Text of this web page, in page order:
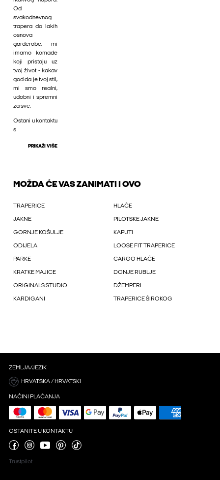
Od
svakodnevnog
trapera do lakih
osnova
garderobe, mi
imamo komade
koji pristaju uz
tvoj život - kakav
god da je tvoj stil,
mi smo realni,
udobni i spremni
za sve.
Ostani u kontaktu
s
PRIKAŽI VIŠE
MOŽDA ĆE VAS ZANIMATI I OVO
TRAPERICE HLAČE
JAKNE PILOTSKE JAKNE
GORNJE KOŠULJE KAPUTI
ODIJELA LOOSE FIT TRAPERICE
PARKE CARGO HLAČE
KRATKE MAJICE DONJE RUBLJE
ORIGINALS STUDIO DŽEMPERI
KARDIGANI TRAPERICE ŠIROKOG
ZEMLJA/JEZIK
HRVATSKA / HRVATSKI
NAČINI PLAĆANJA
OSTANITE U KONTAKTU
Trustpilot